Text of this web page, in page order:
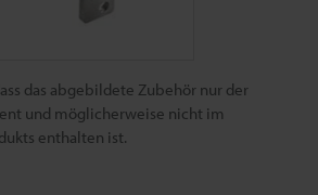
das abgebildete Zubehör nur der
und möglicherweise nicht im
enthalten ist.